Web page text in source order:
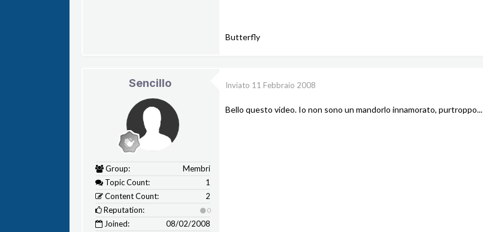
Butterfly
Sencillo
Group:
Membri
Topic Count:
1
Content Count:
2
Reputation:
0
Joined:
08/02/2008
Inviato 11 Febbraio 2008
Bello questo video. Io non sono un mandorlo innamorato, purtroppo...